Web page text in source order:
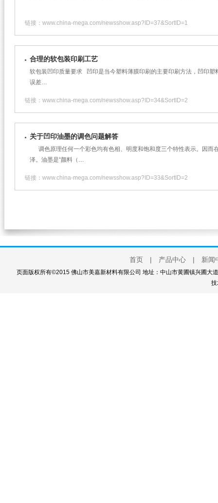
链接：www.china-mega.com/newsshow.asp?ID=37&SortID=1
合理的软包装印刷工艺
软包装凹印质量要求 凹印是当今塑料薄膜印刷的主要印刷方法，凹印
误差…
链接：www.china-mega.com/newsshow.asp?ID=34&SortID=2
关于凹印油墨的调色问题解答
调色原理任何一个彩色均有色相、明度和饱和度三个特性表示。因而
泽。油墨是“颜料（…
链接：www.china-mega.com/newsshow.asp?ID=33&SortID=2
首页 | 产品中心 | 新闻
页面版权所有©2015 佛山市美嘉新材料有限公司 地址：中山市黄圃镇兴圃大